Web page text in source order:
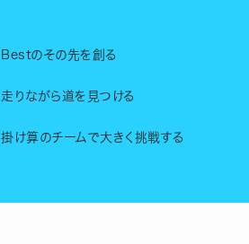
Bestのその先を創る
走りながら道を見つける
掛け算のチームで大きく挑戦する